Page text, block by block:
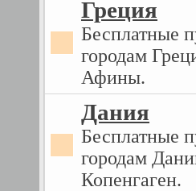
Греция
Бесплатные
городам
Афины.
Дания
Бесплатные
городам
Копенгаген.